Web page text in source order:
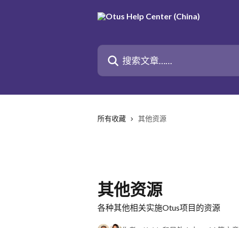
搜索文章……
所有收藏 其他资源
其他资源
各种其他相关实施Otus项目的资源